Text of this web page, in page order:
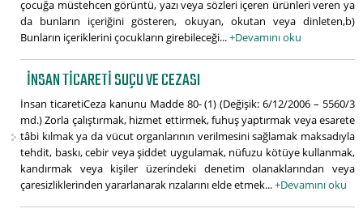
çocuğa müstehcen görüntü, yazı veya sözleri içeren ürünleri veren ya
da bunların içeriğini gösteren, okuyan, okutan veya dinleten,b)
Bunların içeriklerini çocukların girebileceği...+Devamını oku
İNSAN TICARETI SUÇU VE CEZASI
İnsan ticaretiCeza kanunu Madde 80- (1) (Değişik: 6/12/2006 – 5560/3
md.) Zorla çalıştırmak, hizmet ettirmek, fuhuş yaptırmak veya esarete
tâbi kılmak ya da vücut organlarının verilmesini sağlamak maksadıyla
tehdit, baskı, cebir veya şiddet uygulamak, nüfuzu kötüye kullanmak,
kandırmak veya kişiler üzerindeki denetim olanaklarından veya
çaresizliklerinden yararlanarak rızalarını elde etmek...+Devamını oku